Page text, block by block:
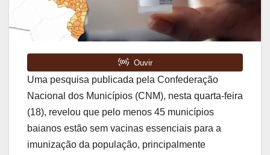
Uma pesquisa publicada pela Confederação
Nacional dos Municípios (CNM), nesta quarta-feira
(18), revelou que pelo menos 45 municípios
baianos estão sem vacinas essenciais para a
imunização da população, principalmente